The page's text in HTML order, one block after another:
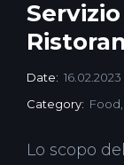
Date: 16.02.2023
Category: Food
Lo scopo